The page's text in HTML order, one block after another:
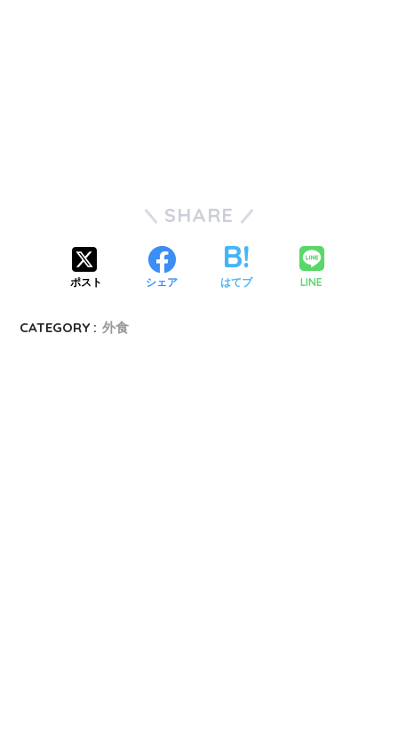
SHARE
ポスト シェア はてブ LINE
CATEGORY : 外食